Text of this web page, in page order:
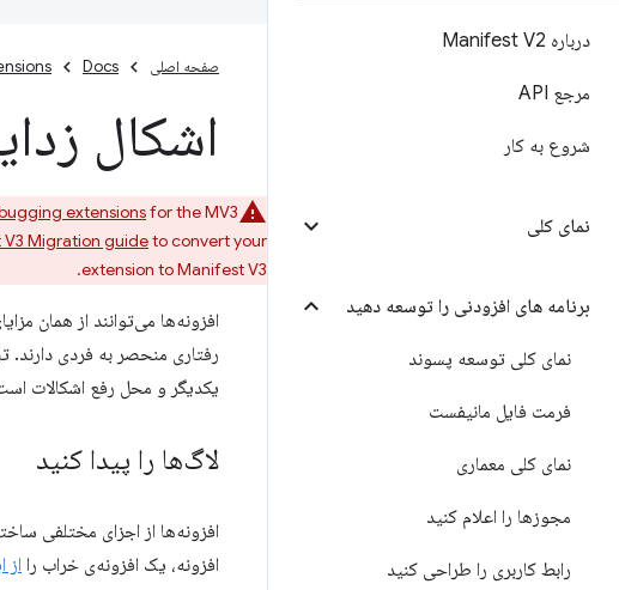
درباره Manifest V2
مرجع API
شروع به کار
نمای کلی
برنامه های افزودنی را توسعه دهید
نمای کلی توسعه پسوند
فرمت فایل مانیفست
نمای کلی معماری
مجوزها را اعلام کنید
رابط کاربری را طراحی کنید
صفحه اصلی Docs
اشکال
extensionsfor the MV3
Migration guideto convert your
extension to Manifest V3.
افزونه‌ها می‌توانند از همان
رفتاری منحصر به فردی دارند.
یکدیگر و محل رفع اشکالات
لاگ‌ها را پیدا کنید
افزونه‌ها از اجزای مختلفی
افزونه، یک افزونه‌ی خراب را از